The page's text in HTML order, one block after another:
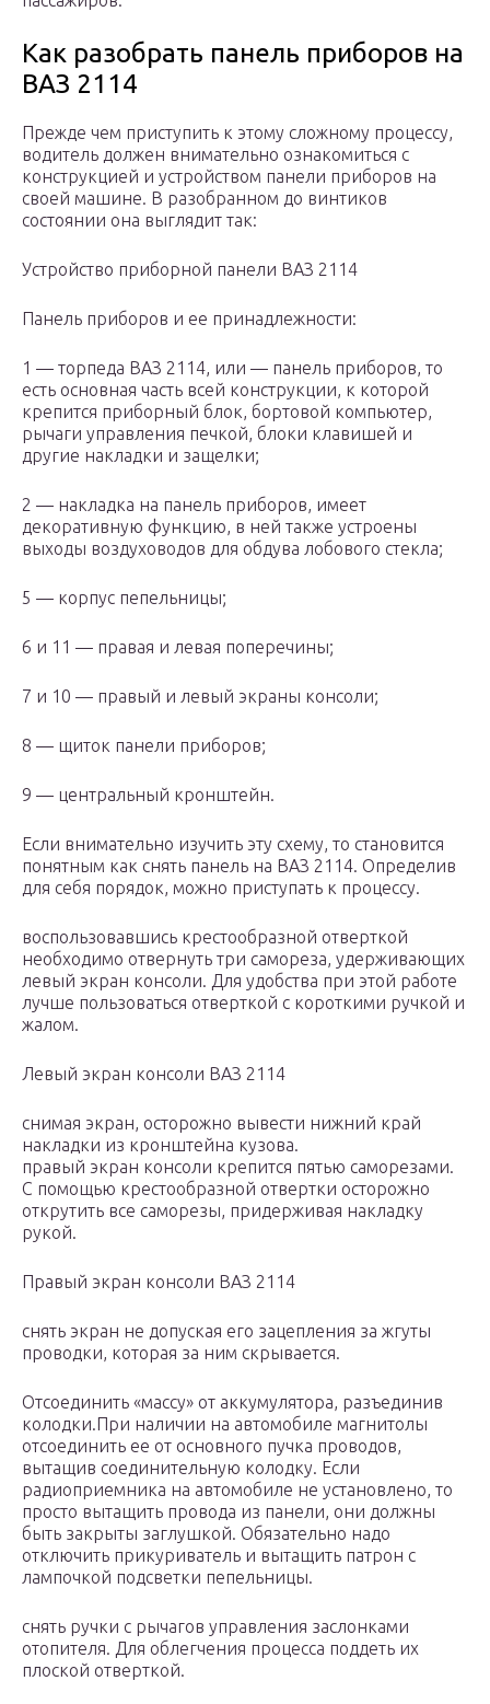
Как разобрать панель приборов на
ВАЗ 2114
Прежде чем приступить к этому сложному процессу,
водитель должен внимательно ознакомиться с
конструкцией и устройством панели приборов на
своей машине. В разобранном до винтиков
состоянии она выглядит так:
Устройство приборной панели ВАЗ 2114
Панель приборов и ее принадлежности:
1 — торпеда ВАЗ 2114, или — панель приборов, то
есть основная часть всей конструкции, к которой
крепится приборный блок, бортовой компьютер,
рычаги управления печкой, блоки клавишей и
другие накладки и защелки;
2 — накладка на панель приборов, имеет
декоративную функцию, в ней также устроены
выходы воздуховодов для обдува лобового стекла;
5 — корпус пепельницы;
6 и 11 — правая и левая поперечины;
7 и 10 — правый и левый экраны консоли;
8 — щиток панели приборов;
9 — центральный кронштейн.
Если внимательно изучить эту схему, то становится
понятным как снять панель на ВАЗ 2114. Определив
для себя порядок, можно приступать к процессу.
воспользовавшись крестообразной отверткой
необходимо отвернуть три самореза, удерживающих
левый экран консоли. Для удобства при этой работе
лучше пользоваться отверткой с короткими ручкой и
жалом.
Левый экран консоли ВАЗ 2114
снимая экран, осторожно вывести нижний край
накладки из кронштейна кузова.
правый экран консоли крепится пятью саморезами.
С помощью крестообразной отвертки осторожно
открутить все саморезы, придерживая накладку
рукой.
Правый экран консоли ВАЗ 2114
снять экран не допуская его зацепления за жгуты
проводки, которая за ним скрывается.
Отсоединить «массу» от аккумулятора, разъединив
колодки.При наличии на автомобиле магнитолы
отсоединить ее от основного пучка проводов,
вытащив соединительную колодку. Если
радиоприемника на автомобиле не установлено, то
просто вытащить провода из панели, они должны
быть закрыты заглушкой. Обязательно надо
отключить прикуриватель и вытащить патрон с
лампочкой подсветки пепельницы.
снять ручки с рычагов управления заслонками
отопителя. Для облегчения процесса поддеть их
плоской отверткой.